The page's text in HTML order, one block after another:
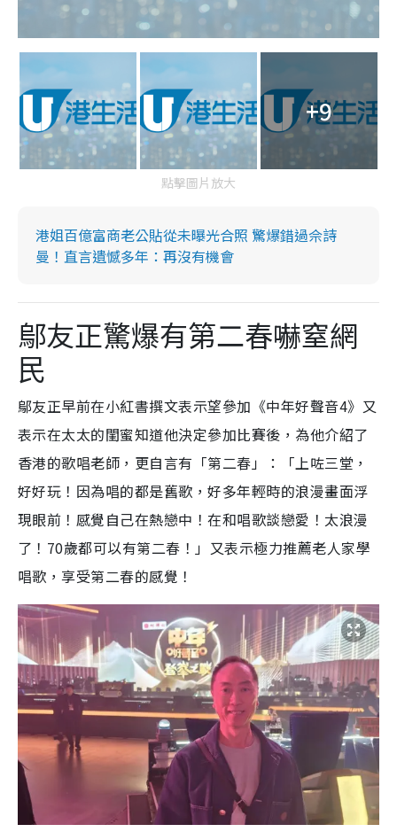
+9
點擊圖片放大
港姐百億富商老公貼從未曝光合照 驚爆錯過佘詩
曼！直言遺憾多年：再沒有機會
鄔友正驚爆有第二春嚇窒網
民
鄔友正早前在小紅書撰文表示望參加《中年好聲音4》又
表示在太太的閨蜜知道他決定參加比賽後，為他介紹了
香港的歌唱老師，更自言有「第二春」：「上咗三堂，
好好玩！因為唱的都是舊歌，好多年輕時的浪漫畫面浮
現眼前！感覺自己在熱戀中！在和唱歌談戀愛！太浪漫
了！70歲都可以有第二春！」又表示極力推薦老人家學
唱歌，享受第二春的感覺！